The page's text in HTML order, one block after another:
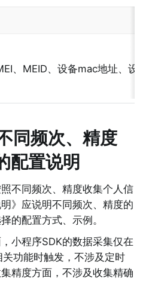
、MEID、设备mac地址、设
同频次、精度
配置说明
不同频次、精度收集个人信
》应说明不同频次、精度的
的配置方式、示例。
小程序SDK的数据采集仅在
功能时触发，不涉及定时
精度方面，不涉及收集精确